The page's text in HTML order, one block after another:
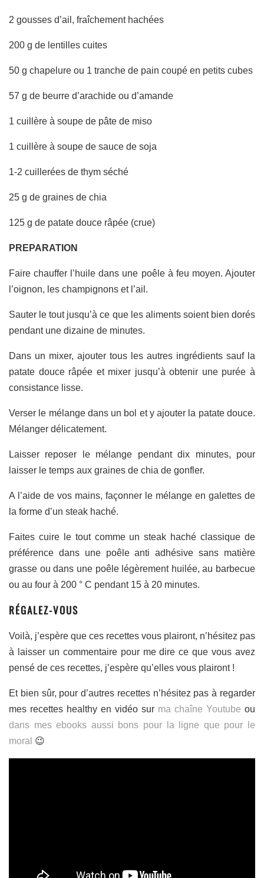
2 gousses d’ail, fraîchement hachées
200 g de lentilles cuites
50 g chapelure ou 1 tranche de pain coupé en petits cubes
57 g de beurre d’arachide ou d’amande
1 cuillère à soupe de pâte de miso
1 cuillère à soupe de sauce de soja
1-2 cuillerées de thym séché
25 g de graines de chia
125 g de patate douce râpée (crue)
PREPARATION
Faire chauffer l’huile dans une poêle à feu moyen. Ajouter
l’oignon, les champignons et l’ail.
Sauter le tout jusqu’à ce que les aliments soient bien dorés
pendant une dizaine de minutes.
Dans un mixer, ajouter tous les autres ingrédients sauf la
patate douce râpée et mixer jusqu’à obtenir une purée à
consistance lisse.
Verser le mélange dans un bol et y ajouter la patate douce.
Mélanger délicatement.
Laisser reposer le mélange pendant dix minutes, pour
laisser le temps aux graines de chia de gonfler.
A l’aide de vos mains, façonner le mélange en galettes de
la forme d’un steak haché.
Faites cuire le tout comme un steak haché classique de
préférence dans une poêle anti adhésive sans matière
grasse ou dans une poêle légèrement huilée, au barbecue
ou au four à 200 ° C pendant 15 à 20 minutes.
RÉGALEZ-VOUS
Voilà, j’espère que ces recettes vous plairont, n’hésitez pas
à laisser un commentaire pour me dire ce que vous avez
pensé de ces recettes, j’espère qu’elles vous plairont !
Et bien sûr, pour d’autres recettes n’hésitez pas à regarder
mes recettes healthy en vidéo sur ma chaîne Youtube ou
dans mes ebooks aussi bons pour la ligne que pour le
moral 😉